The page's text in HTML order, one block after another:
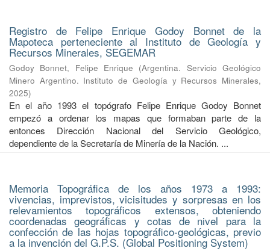
Registro de Felipe Enrique Godoy Bonnet de la
Mapoteca perteneciente al Instituto de Geología y
Recursos Minerales, SEGEMAR
Godoy Bonnet, Felipe Enrique (Argentina. Servicio Geológico
Minero Argentino. Instituto de Geología y Recursos Minerales,
2025)
En el año 1993 el topógrafo Felipe Enrique Godoy Bonnet
empezó a ordenar los mapas que formaban parte de la
entonces Dirección Nacional del Servicio Geológico,
dependiente de la Secretaría de Minería de la Nación. ...
Memoria Topográfica de los años 1973 a 1993:
vivencias, imprevistos, vicisitudes y sorpresas en los
relevamientos topográficos extensos, obteniendo
coordenadas geográficas y cotas de nivel para la
confección de las hojas topográfico-geológicas, previo
a la invención del G.P.S. (Global Positioning System)